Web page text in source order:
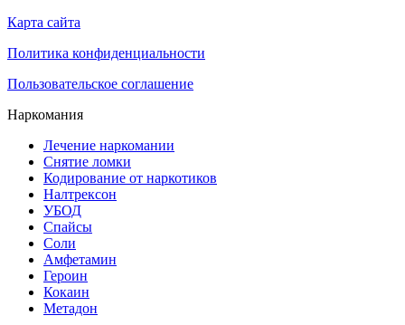
Карта сайта
Политика конфиденциальности
Пользовательское соглашение
Наркомания
Лечение наркомании
Снятие ломки
Кодирование от наркотиков
Налтрексон
УБОД
Спайсы
Соли
Амфетамин
Героин
Кокаин
Метадон